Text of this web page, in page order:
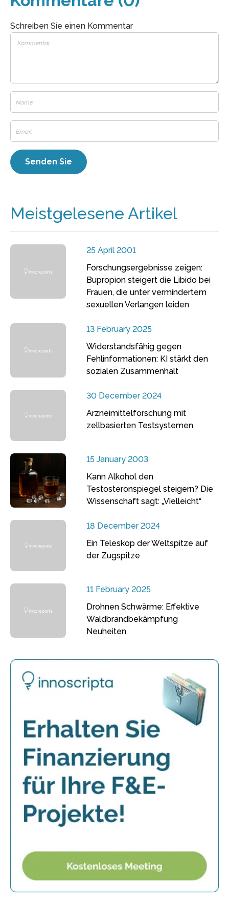
Schreiben Sie einen Kommentar
Meistgelesene Artikel
25 April 2001
Forschungsergebnisse zeigen:
Bupropion steigert die Libido bei
Frauen, die unter vermindertem
sexuellen Verlangen leiden
13 February 2025
Widerstandsfähig gegen
Fehlinformationen: KI stärkt den
sozialen Zusammenhalt
30 December 2024
Arzneimittelforschung mit
zellbasierten Testsystemen
15 January 2003
Kann Alkohol den
Testosteronspiegel steigern? Die
Wissenschaft sagt: „Vielleicht“
18 December 2024
Ein Teleskop der Weltspitze auf
der Zugspitze
11 February 2025
Drohnen Schwärme: Effektive
Waldbrandbekämpfung
Neuheiten